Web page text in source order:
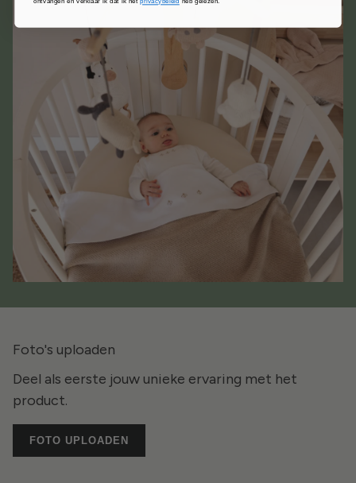
Foto's uploaden
Deel als eerste jouw unieke ervaring met het
product.
FOTO UPLOADEN